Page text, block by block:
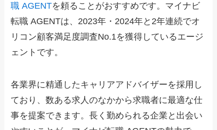
職 AGENTを頼ることがおすすめです。マイナビ
転職 AGENTは、2023年・2024年と2年連続でオ
リコン顧客満足度調査No.1を獲得しているエージ
ェントです。
各業界に精通したキャリアアドバイザーを採用し
ており、数ある求人のなかから求職者に最適な仕
事を提案できます。長く勤められる企業と出会い